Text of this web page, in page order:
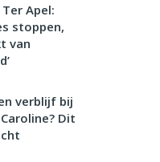
Apel:
stoppen,
van
verblijf bij
Dit